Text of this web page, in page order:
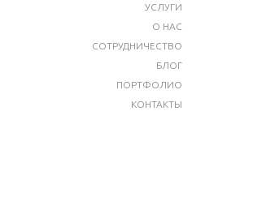
УСЛУГИ
О НАС
СОТРУДНИЧЕСТВО
БЛОГ
ПОРТФОЛИО
КОНТАКТЫ